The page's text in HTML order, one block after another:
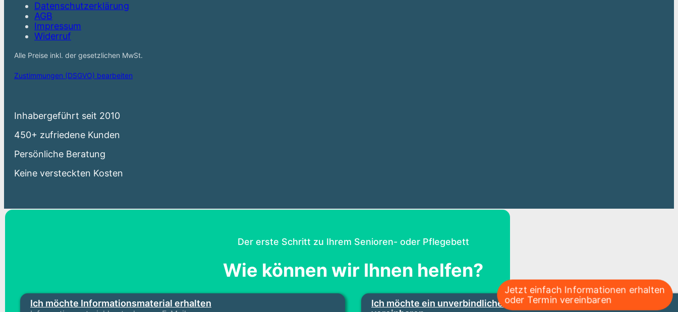
Datenschutzerklärung
AGB
Impressum
Widerruf
Alle Preise inkl. der gesetzlichen MwSt.
Zustimmungen (DSGVO) bearbeiten
Inhabergeführt seit 2010
450+ zufriedene Kunden
Persönliche Beratung
Keine versteckten Kosten
Jetzt einfach Informationen erhalten
oder Termin vereinbaren
Der erste Schritt zu Ihrem Senioren- oder Pflegebett
Wie können wir Ihnen helfen?
Ich möchte Informationsmaterial erhalten
Ich möchte ein unverbindliches, telefonisches Beratungsgespräch